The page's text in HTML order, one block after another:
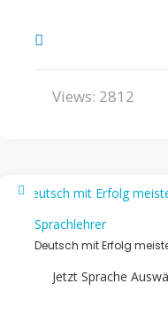
Views: 2812
Sprachlehrer
Deutsch mit Erfolg
Jetzt Sprache